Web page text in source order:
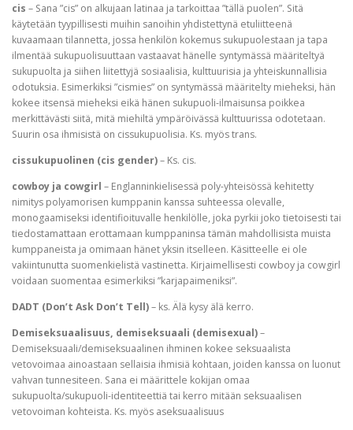
cis – Sana ”cis” on alkujaan latinaa ja tarkoittaa ”tällä puolen”. Sitä
käytetään tyypillisesti muihin sanoihin yhdistettynä etuliitteenä
kuvaamaan tilannetta, jossa henkilön kokemus sukupuolestaan ja tapa
ilmentää sukupuolisuuttaan vastaavat hänelle syntymässä määriteltyä
sukupuolta ja siihen liitettyjä sosiaalisia, kulttuurisia ja yhteiskunnallisia
odotuksia. Esimerkiksi ”cismies” on syntymässä määritelty mieheksi, hän
kokee itsensä mieheksi eikä hänen sukupuoli-ilmaisunsa poikkea
merkittävästi siitä, mitä miehiltä ympäröivässä kulttuurissa odotetaan.
Suurin osa ihmisistä on cissukupuolisia. Ks. myös trans.
cissukupuolinen (cis gender)– Ks. cis.
cowboy ja cowgirl – Englanninkielisessä poly-yhteisössä kehitetty
nimitys polyamorisen kumppanin kanssa suhteessa olevalle,
monogaamiseksi identifioituvalle henkilölle, joka pyrkii joko tietoisesti tai
tiedostamattaan erottamaan kumppaninsa tämän mahdollisista muista
kumppaneista ja omimaan hänet yksin itselleen. Käsitteelle ei ole
vakiintunutta suomenkielistä vastinetta. Kirjaimellisesti cowboy ja cowgirl
voidaan suomentaa esimerkiksi ”karjapaimeniksi”.
DADT (Don’t Ask Don’t Tell)– ks. Älä kysy älä kerro.
Demiseksuaalisuus, demiseksuaali (demisexual)–
Demiseksuaali/demiseksuaalinen ihminen kokee seksuaalista
vetovoimaa ainoastaan sellaisia ihmisiä kohtaan, joiden kanssa on luonut
vahvan tunnesiteen. Sana ei määrittele kokijan omaa
sukupuolta/sukupuoli-identiteettiä tai kerro mitään seksuaalisen
vetovoiman kohteista. Ks. myös aseksuaalisuus